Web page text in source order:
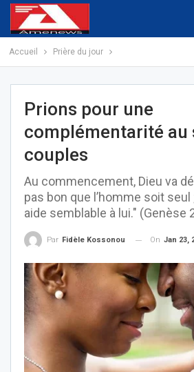
Accueil Prière du jour
Prions pour une
complémentarité au
couples
Au commencement, Dieu va
pas bon que l’homme soit
aide semblable à lui." (Genèse
Par Fidèle Kossonou On Jan 23,